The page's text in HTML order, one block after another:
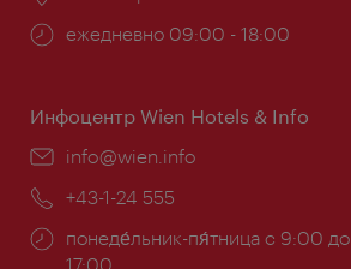
Часы
ежедневно 09:00 - 18:00
Инфоцентр Wien Hotels & Info
Эл.
info@wien.info
Телефон:
+43-1-24 555
Часы
работы:
понеде́льник-пя́тница с 9:00 до
17:00